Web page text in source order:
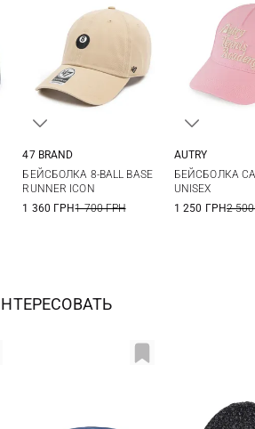
47 BRAND
БЕЙСБОЛКА 8-BALL BASE
RUNNER ICON
1 360 ГРН1 700 ГРН
AUTRY
БЕЙСБОЛКА
UNISEX
1 250 ГРН2